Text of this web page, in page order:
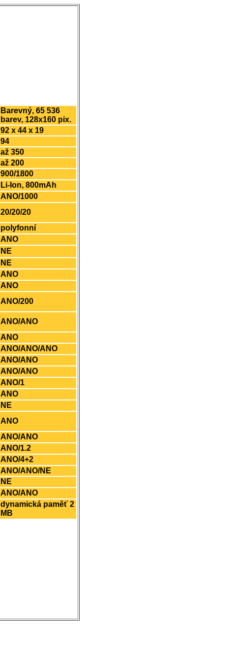
Barevný, 65 536
barev, 128x160 pix.
92 x 44 x 19
94
až 350
až 200
900/1800
Li-Ion, 800mAh
ANO/1000
20/20/20
polyfonní
ANO
NE
NE
ANO
ANO
ANO/200
ANO/ANO
ANO
ANO/ANO/ANO
ANO/ANO
ANO/ANO
ANO/1
ANO
NE
ANO
ANO/ANO
ANO/1.2
ANO/4+2
ANO/ANO/NE
NE
ANO/ANO
dynamická paměť 2
MB